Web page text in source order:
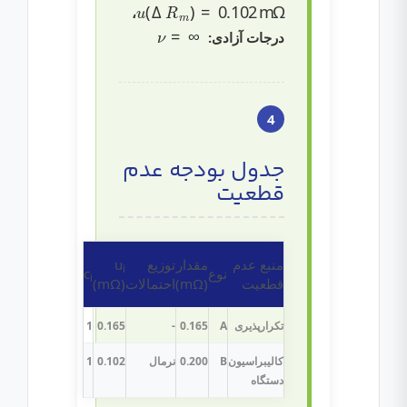
،
درجات آزادی:
ν
4
جدول بودجه عدم
قطعیت
منبع عدم
قطعیت
نوعمقدار
(mΩ)
توزیع
احتمالات
ui
(mΩ)
ci
تکرارپذیری A
0.165
-
0.165
1
کالیبراسیون
دستگاه
B
0.200 نرمال 0.102
1